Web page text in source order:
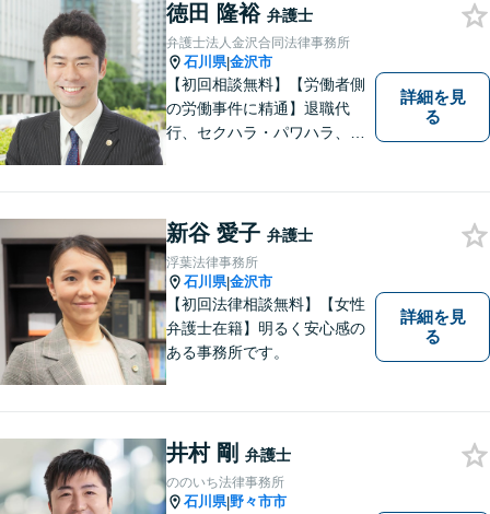
徳田 隆裕 弁護士
弁護士法人金沢合同法律事務所
石川県|金沢市
【初回相談無料】【労働者側
の労働事件に精通】退職代
行、セクハラ・パワハラ、労
ルも対応可能【メール相談／
ビデオ面談可】【土曜日も対
応】
詳細を見
る
新谷 愛子 弁護士
浮葉法律事務所
石川県|金沢市
【初回法律相談無料】【女性
弁護士在籍】明るく安心感の
ある事務所です。
詳細を見
る
井村 剛 弁護士
ののいち法律事務所
石川県|野々市市